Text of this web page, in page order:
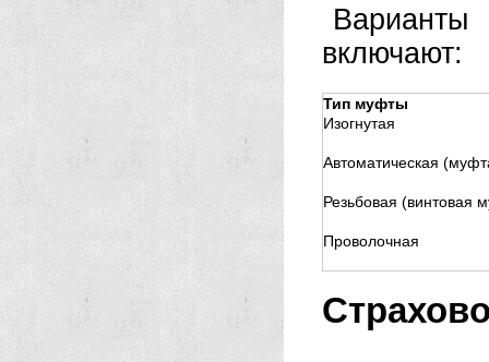
включают:
Тип муфты
Изогнутая
Автоматическая
Резьбовая (винтовая
Проволочная